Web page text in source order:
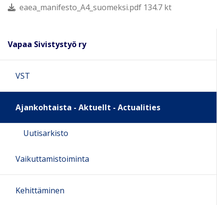
eaea_manifesto_A4_suomeksi.pdf 134.7 kt
Vapaa Sivistystyö ry
VST
Ajankohtaista - Aktuellt - Actualities
Uutisarkisto
Vaikuttamistoiminta
Kehittäminen